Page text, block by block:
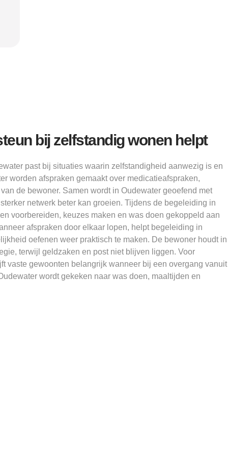
bij zelfstandig wonen helpt
past bij situaties waarin zelfstandigheid aanwezig is en
worden afspraken gemaakt over medicatieafspraken,
de bewoner. Samen wordt in Oudewater geoefend met
netwerk beter kan groeien. Tijdens de begeleiding in
voorbereiden, keuzes maken en was doen gekoppeld aan
afspraken door elkaar lopen, helpt begeleiding in
oefenen weer praktisch te maken. De bewoner houdt in
terwijl geldzaken en post niet blijven liggen. Voor
vaste gewoonten belangrijk wanneer bij een overgang vanuit
wordt gekeken naar was doen, maaltijden en